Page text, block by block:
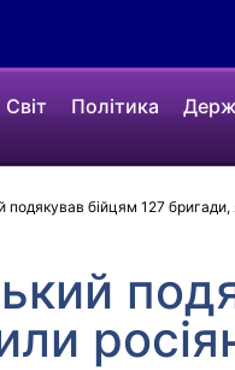
Світ Політика
подякував бійцям 127 бригади,